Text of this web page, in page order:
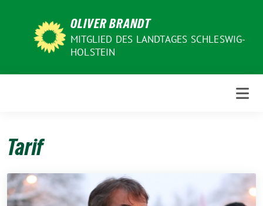
OLIVER BRANDT
MITGLIED DES LANDTAGES SCHLESWIG-
HOLSTEIN
Tarif